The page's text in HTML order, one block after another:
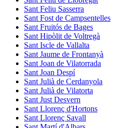
Sant Feliu Sasserra
Sant Fost de Campsentelles
Sant Fruitós de Bages
Sant Hipòlit de Voltregà
Sant Iscle de Vallalta
Sant Jaume de Frontanyà
Sant Joan de Vilatorrada
Sant Joan Despí
Sant Julià de Cerdanyola
Sant Julià de Vilatorta
Sant Just Desvern
Sant Llorenç d'Hortons
Sant Llorenç Savall